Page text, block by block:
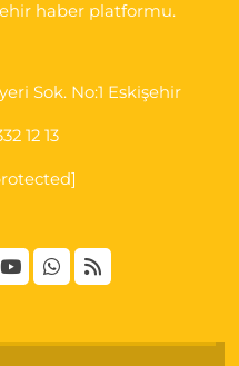
haber platformu.
Sok. No:1 Eskişehir
12 13